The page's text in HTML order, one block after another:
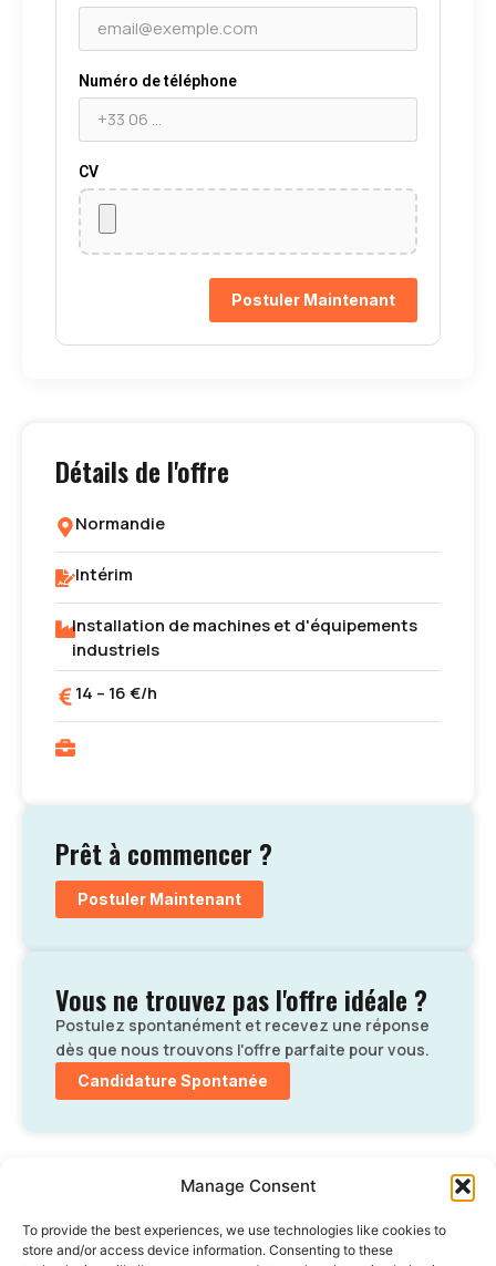
Manage Consent
To provide the best experiences, we use technologies like cookies to
store and/or access device information. Consenting to these
Numéro de téléphone
CV
Postuler Maintenant
Détails de l'offre
Normandie
Intérim
Installation de machines et d'équipements
industriels
14 – 16 €/h
Prêt à commencer ?
Postuler Maintenant
Vous ne trouvez pas l'offre idéale ?
Postulez spontanément et recevez une réponse
dès que nous trouvons l'offre parfaite pour vous.
Candidature Spontanée